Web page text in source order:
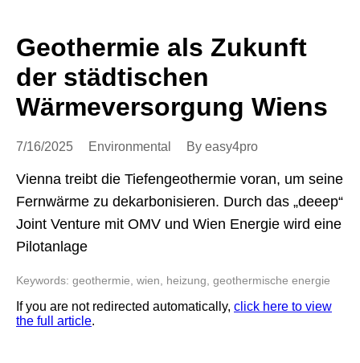
Geothermie als Zukunft
der städtischen
Wärmeversorgung Wiens
7/16/2025 Environmental By easy4pro
Vienna treibt die Tiefengeothermie voran, um seine
Fernwärme zu dekarbonisieren. Durch das „deeep“
Joint Venture mit OMV und Wien Energie wird eine
Pilotanlage
Keywords: geothermie, wien, heizung, geothermische energie
If you are not redirected automatically, click here to view
the full article.